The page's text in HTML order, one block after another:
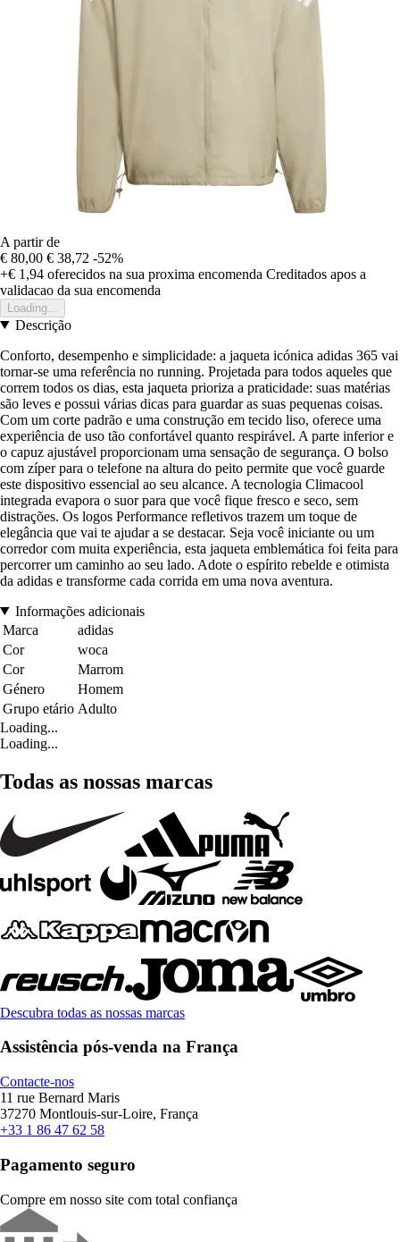
A partir de
€ 80,00 € 38,72 -52%
+€ 1,94 oferecidos na sua proxima encomenda Creditados apos a
validacao da sua encomenda
Loading...
Descrição
Conforto, desempenho e simplicidade: a jaqueta icónica adidas 365 vai
tornar-se uma referência no running. Projetada para todos aqueles que
correm todos os dias, esta jaqueta prioriza a praticidade: suas matérias
são leves e possui várias dicas para guardar as suas pequenas coisas.
Com um corte padrão e uma construção em tecido liso, oferece uma
experiência de uso tão confortável quanto respirável. A parte inferior e
o capuz ajustável proporcionam uma sensação de segurança. O bolso
com zíper para o telefone na altura do peito permite que você guarde
este dispositivo essencial ao seu alcance. A tecnologia Climacool
integrada evapora o suor para que você fique fresco e seco, sem
distrações. Os logos Performance refletivos trazem um toque de
elegância que vai te ajudar a se destacar. Seja você iniciante ou um
corredor com muita experiência, esta jaqueta emblemática foi feita para
percorrer um caminho ao seu lado. Adote o espírito rebelde e otimista
da adidas e transforme cada corrida em uma nova aventura.
Informações adicionais
Marca
adidas
Cor
woca
Cor
Marrom
Género
Homem
Grupo etário Adulto
Loading...
Loading...
Todas as nossas marcas
Descubra todas as nossas marcas
Assistência pós-venda na França
Contacte-nos
11 rue Bernard Maris
37270 Montlouis-sur-Loire, França
+33 1 86 47 62 58
Pagamento seguro
Compre em nosso site com total confiança